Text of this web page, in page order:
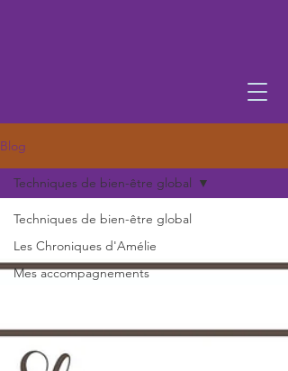
Blog
Techniques de bien-être global
Les Chroniques d'Amélie
Mes accompagnements
Techniques de bien-être global